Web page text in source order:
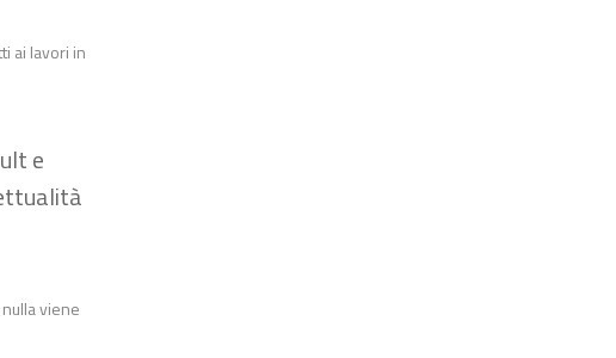
ai lavori in
e
viene